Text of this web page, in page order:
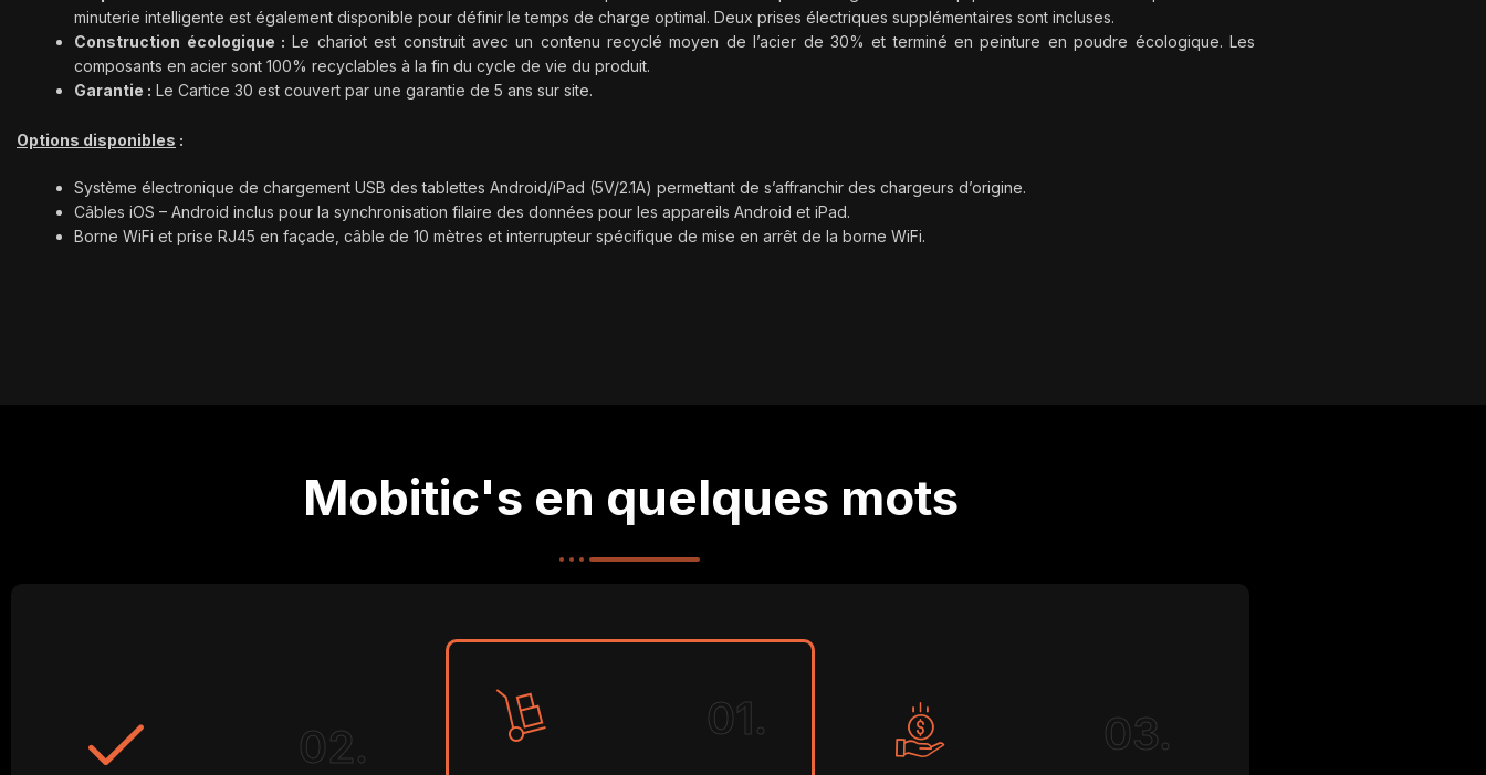
minuterie intelligente est également disponible pour définir le temps de charge optimal. Deux prises électriques supplémentaires sont incluses.
Construction écologique : Le chariot est construit avec un contenu recyclé moyen de l’acier de 30% et terminé en peinture en poudre écologique. Les
composants en acier sont 100% recyclables à la fin du cycle de vie du produit.
Garantie : Le Cartice 30 est couvert par une garantie de 5 ans sur site.
Options disponibles :
Système électronique de chargement USB des tablettes Android/iPad (5V/2.1A) permettant de s’affranchir des chargeurs d’origine.
Câbles iOS – Android inclus pour la synchronisation filaire des données pour les appareils Android et iPad.
Borne WiFi et prise RJ45 en façade, câble de 10 mètres et interrupteur spécifique de mise en arrêt de la borne WiFi.
Mobitic's en quelques mots
02.
01. 03.